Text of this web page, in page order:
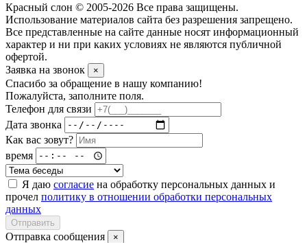
Красный слон © 2005-2026 Все права защищены.
Использование материалов сайта без разрешения запрещено.
Все представленные на сайте данные носят информационный
характер и ни при каких условиях не являются публичной
офертой.
Заявка на звонок
×
Спасибо за обращение в нашу компанию!
Пожалуйста, заполните поля.
Телефон для связи
Дата звонка
Как вас зовут?
время
Я даю согласие на обработку персональных данных и
прочел политику в отношении обработки персональных
данных
Отправить
Отправка сообщения ×